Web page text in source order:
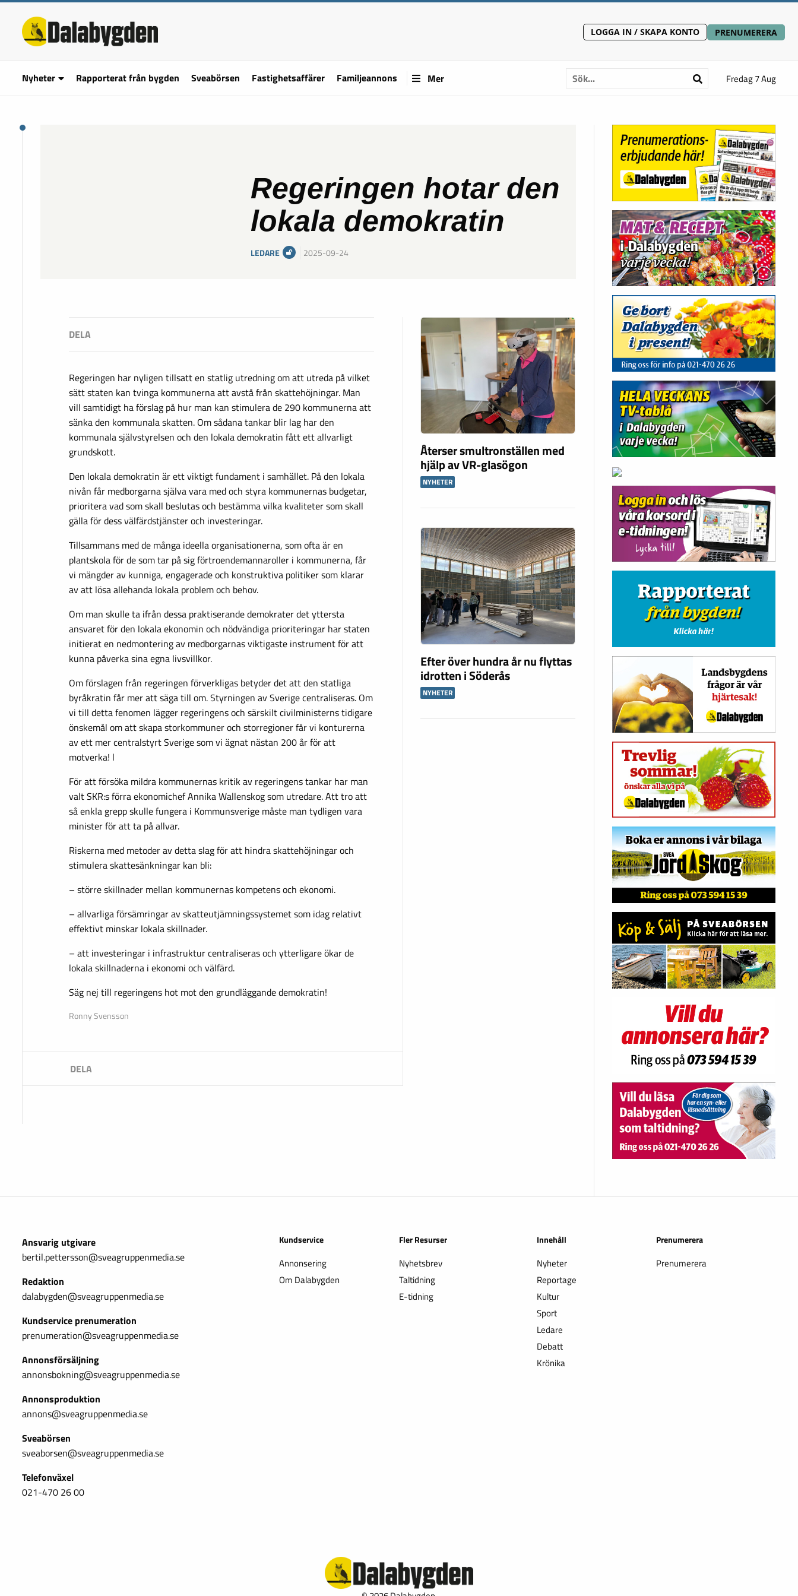
LOGGA IN / SKAPA KONTO PRENUMERERA
Nyheter Rapporterat från bygden Sveabörsen Fastighetsaffärer Familjeannons Mer Fredag 7 Aug
Regeringen hotar den
lokala demokratin
LEDARE 2025-09-24
Regeringen har nyligen tillsatt en statlig utredning om att utreda på vilket
sätt staten kan tvinga kommunerna att avstå från skattehöjningar. Man
vill samtidigt ha förslag på hur man kan stimulera de 290 kommunerna att
sänka den kommunala skatten. Om sådana tankar blir lag har den
kommunala självstyrelsen och den lokala demokratin fått ett allvarligt
grundskott.
Den lokala demokratin är ett viktigt fundament i samhället. På den lokala
nivån får medborgarna själva vara med och styra kommunernas budgetar,
prioritera vad som skall beslutas och bestämma vilka kvaliteter som skall
gälla för dess välfärdstjänster och investeringar.
Tillsammans med de många ideella organisationerna, som ofta är en
plantskola för de som tar på sig förtroendemannaroller i kommunerna, får
vi mängder av kunniga, engagerade och konstruktiva politiker som klarar
av att lösa allehanda lokala problem och behov.
Om man skulle ta ifrån dessa praktiserande demokrater det yttersta
ansvaret för den lokala ekonomin och nödvändiga prioriteringar har staten
initierat en nedmontering av medborgarnas viktigaste instrument för att
kunna påverka sina egna livsvillkor.
Om förslagen från regeringen förverkligas betyder det att den statliga
byråkratin får mer att säga till om. Styrningen av Sverige centraliseras. Om
vi till detta fenomen lägger regeringens och särskilt civilministerns tidigare
önskemål om att skapa storkommuner och storregioner får vi konturerna
av ett mer centralstyrt Sverige som vi ägnat nästan 200 år för att
motverka! l
För att försöka mildra kommunernas kritik av regeringens tankar har man
valt SKR:s förra ekonomichef Annika Wallenskog som utredare. Att tro att
så enkla grepp skulle fungera i Kommunsverige måste man tydligen vara
minister för att ta på allvar.
Riskerna med metoder av detta slag för att hindra skattehöjningar och
stimulera skattesänkningar kan bli:
– större skillnader mellan kommunernas kompetens och ekonomi.
– allvarliga försämringar av skatteutjämningssystemet som idag relativt
effektivt minskar lokala skillnader.
– att investeringar i infrastruktur centraliseras och ytterligare ökar de
lokala skillnaderna i ekonomi och välfärd.
Säg nej till regeringens hot mot den grundläggande demokratin!
Ronny Svensson
Återser smultronställen med
hjälp av VR-glasögon
NYHETER
Efter över hundra år nu flyttas
idrotten i Söderås
NYHETER
Ansvarig utgivare
bertil.pettersson@sveagruppenmedia.se
Redaktion
dalabygden@sveagruppenmedia.se
Kundservice prenumeration
prenumeration@sveagruppenmedia.se
Annonsförsäljning
annonsbokning@sveagruppenmedia.se
Annonsproduktion
annons@sveagruppenmedia.se
Sveabörsen
sveaborsen@sveagruppenmedia.se
Telefonväxel
021-470 26 00
Kundservice
Annonsering
Om Dalabygden
Fler Resurser
Nyhetsbrev
Taltidning
E-tidning
Innehåll
Nyheter
Reportage
Kultur
Sport
Ledare
Debatt
Krönika
Prenumerera
Prenumerera